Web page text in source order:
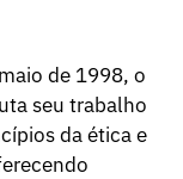
de 1998, o
seu trabalho
da ética e